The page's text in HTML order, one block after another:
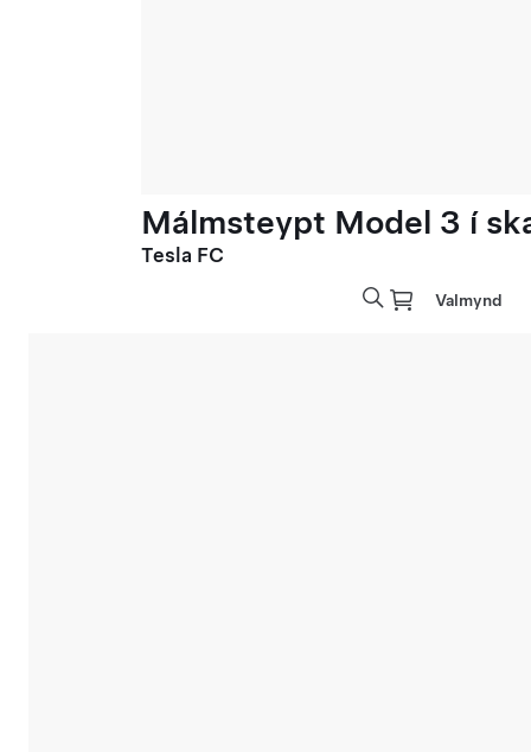
Málmsteypt Model 3 í
Tesla FC
Valmynd